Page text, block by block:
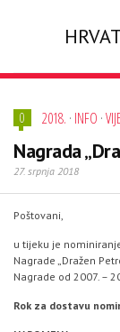
0 2018. · INFO ·
Nagrada
27. srpnja 2018
Poštovani,
u tijeku je
Nagrade „Dražen
Nagrade od 2007. –
Rok za dostavu